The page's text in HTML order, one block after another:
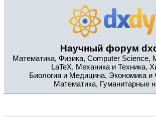
Научный форум
Математика, Физика, Computer Science,
LaTeX, Механика и Техника,
Биология и Медицина, Экономика и
Математика, Гуманитарные